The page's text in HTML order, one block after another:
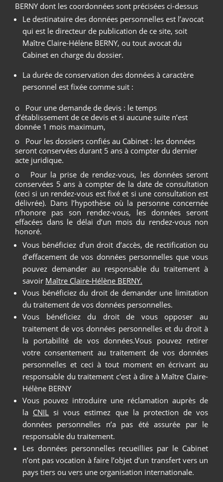
BERNY dont les coordonnées sont précisées ci-dessus
Le destinataire des données personnelles est l’avocat
qui est le directeur de publication de ce site, soit
Maître Claire-Hélène BERNY, ou tout avocat du
Cabinet en charge du dossier.
La durée de conservation des données à caractère
personnel est fixée comme suit :
o Pour une demande de devis : le temps
d’établissement de ce devis et si aucune suite n’est
donnée 1 mois maximum,
o Pour les dossiers confiés au Cabinet : les données
seront conservées durant 5 ans à compter du dernier
acte juridique.
o Pour la prise de rendez-vous, les données seront
conservées 5 ans à compter de la date de consultation
(ceci si un rendez-vous est fixé et si une consultation est
délivrée). Dans l’hypothèse où la personne concernée
n’honore pas son rendez-vous, les données seront
effacées dans le délai d’un mois du rendez-vous non
honoré.
Vous bénéficiez d’un droit d’accès, de rectification ou
d’effacement de vos données personnelles que vous
pouvez demander au responsable du traitement à
savoir Maître Claire-Hélène BERNY.
Vous bénéficiez du droit de demander une limitation
du traitement de vos données personnelles.
Vous bénéficiez du droit de vous opposer au
traitement de vos données personnelles et du droit à
la portabilité de vos données.Vous pouvez retirer
votre consentement au traitement de vos données
personnelles et ceci à tout moment en écrivant au
responsable du traitement c'est à dire à Maître Claire-
Hélène BERNY
Vous pouvez introduire une réclamation auprès de
la CNIL si vous estimez que la protection de vos
données personnelles n’a pas été assurée par le
responsable du traitement.
Les données personnelles recueillies par le Cabinet
n’ont pas vocation à faire l’objet d’un transfert vers un
pays tiers ou vers une organisation internationale.